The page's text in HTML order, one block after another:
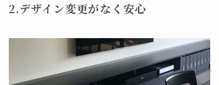
2.デザイン変更がなく安心